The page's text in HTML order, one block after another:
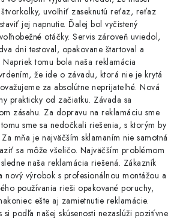
uvoľniť zaseknutú reťaz, reťaz
jej napnutie. Ďalej bol vyčistený
otáčky. Servis zároveň uviedol,
dni testoval, opakovane štartoval a
tomu bola naša reklamácia
že ide o závadu, ktorá nie je krytá
za absolútne neprijateľné. Nová
prakticky od začiatku. Závada sa
zásahu. Za dopravu na reklamáciu sme
sme sa nedočkali riešenia, s ktorým by
mňa je najväčším sklamaním nie samotná
sa môže všeličo. Najväčším problémom
naša reklamácia riešená. Zákazník
výrobok s profesionálnou montážou a
používania rieši opakované poruchy,
ešte aj zamietnutie reklamácie.
si podľa našej skúsenosti nezaslúži pozitívne